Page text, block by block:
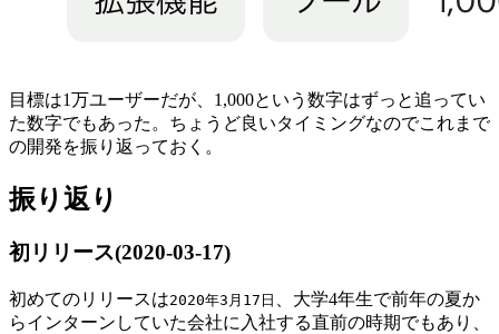
目標は1万ユーザーだが、1,000という数字はずっと追ってい
た数字でもあった。ちょうど良いタイミングなのでこれまで
の開発を振り返っておく。
振り返り
初リリース(2020-03-17)
初めてのリリースは2020年3月17日
、大学4年生で前年の夏か
らインターンしていた会社に入社する直前の時期でもあり、